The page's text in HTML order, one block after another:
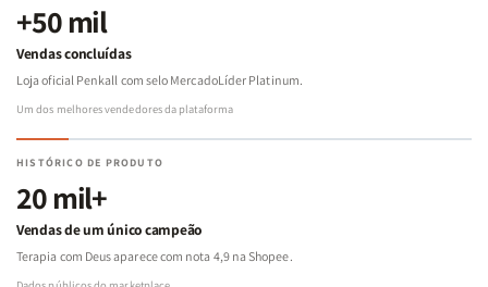
+50 mil
Vendas concluídas
Loja oficial Penkall com selo MercadoLíder Platinum.
Um dos melhores vendedores da plataforma
HISTÓRICO DE PRODUTO
20 mil+
Vendas de um único campeão
Terapia com Deus aparece com nota 4,9 na Shopee.